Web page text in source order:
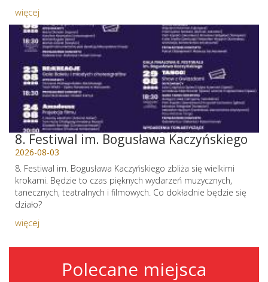
więcej
8. Festiwal im. Bogusława Kaczyńskiego
2026-08-03
8. Festiwal im. Bogusława Kaczyńskiego zbliża się wielkimi
krokami. Będzie to czas pięknych wydarzeń muzycznych,
tanecznych, teatralnych i filmowych. Co dokładnie będzie się
działo?
więcej
Polecane miejsca